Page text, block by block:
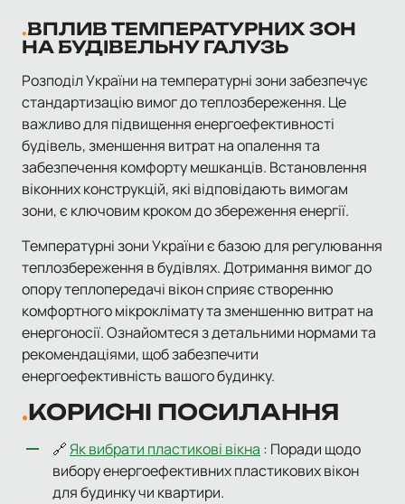
ВПЛИВ ТЕМПЕРАТУРНИХ ЗОН
НА БУДІВЕЛЬНУ ГАЛУЗЬ
Розподіл України на температурні зони забезпечує
стандартизацію вимог до теплозбереження. Це
важливо для підвищення енергоефективності
будівель, зменшення витрат на опалення та
забезпечення комфорту мешканців. Встановлення
віконних конструкцій, які відповідають вимогам
зони, є ключовим кроком до збереження енергії.
Температурні зони України є базою для регулювання
теплозбереження в будівлях. Дотримання вимог до
опору теплопередачі вікон сприяє створенню
комфортного мікроклімату та зменшенню витрат на
енергоносії. Ознайомтеся з детальними нормами та
рекомендаціями, щоб забезпечити
енергоефективність вашого будинку.
КОРИСНІ ПОСИЛАННЯ
🔗Як вибрати пластикові вікна : Поради щодо
вибору енергоефективних пластикових вікон
для будинку чи квартири.